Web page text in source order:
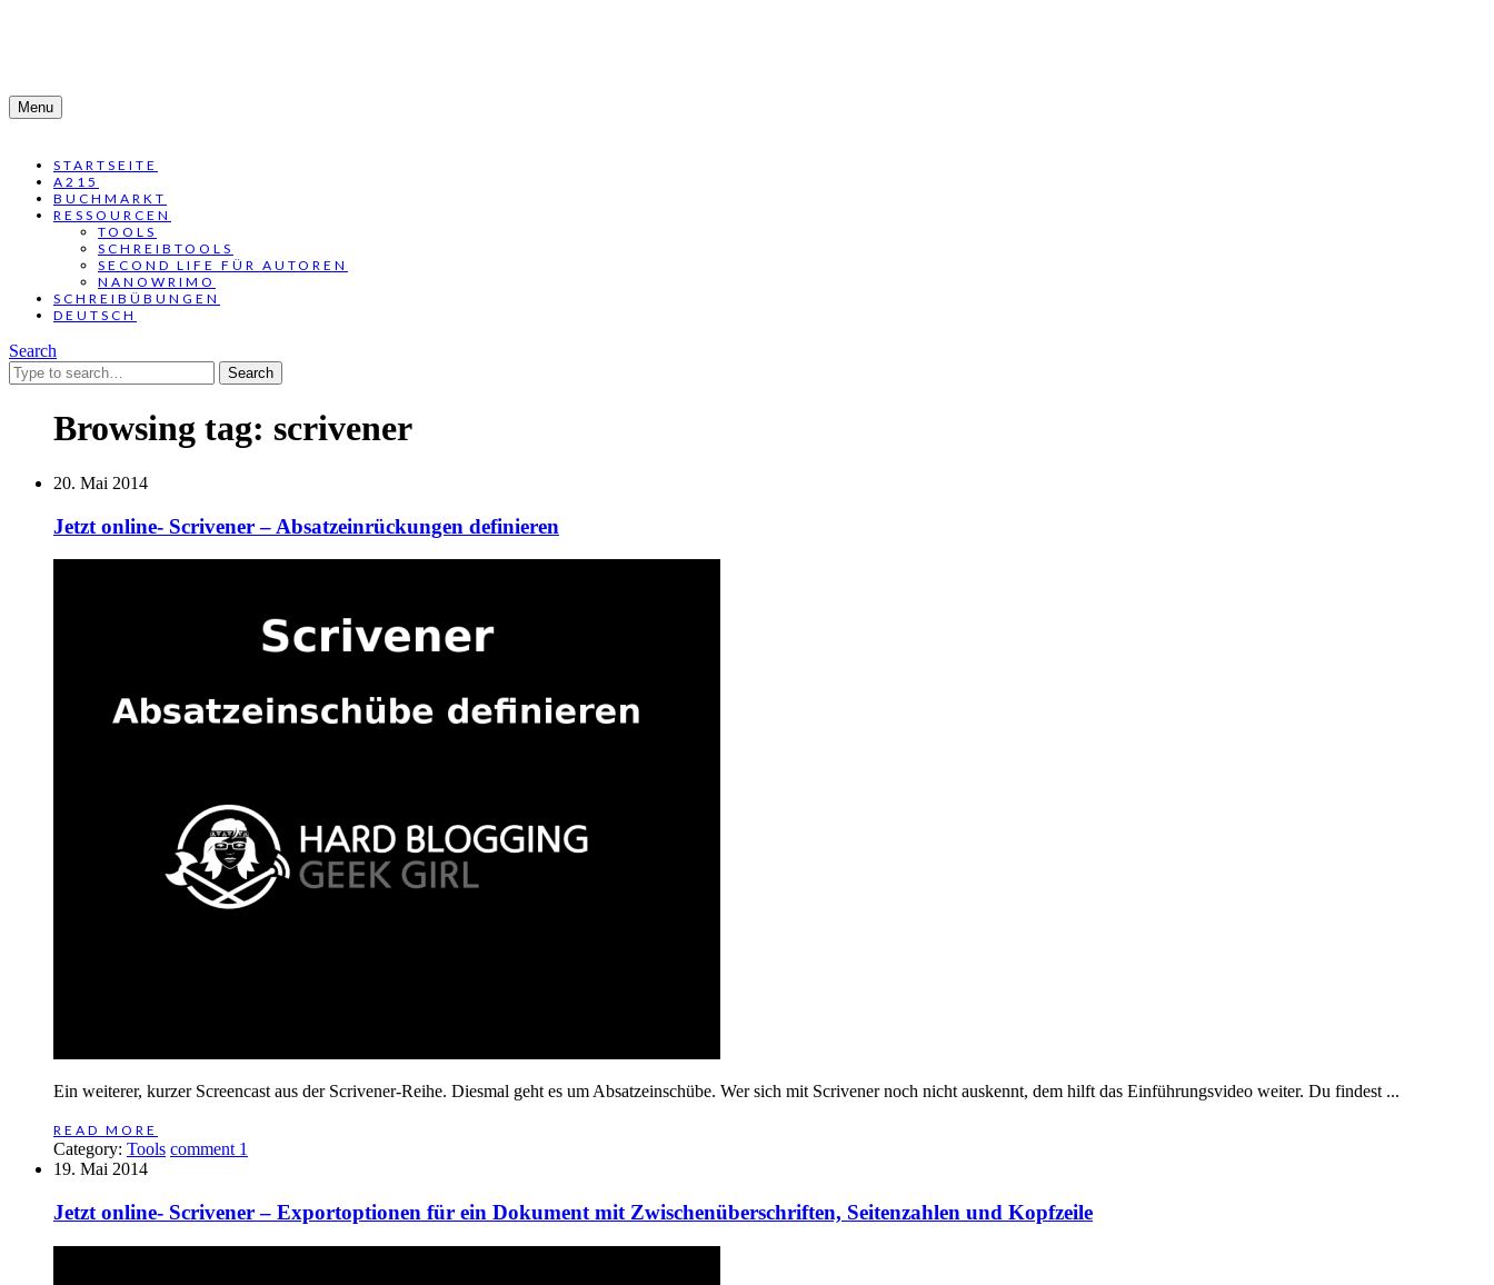
Menu
STARTSEITE
A215
BUCHMARKT
RESSOURCEN
TOOLS
SCHREIBTOOLS
SECOND LIFE FÜR AUTOREN
NANOWRIMO
SCHREIBÜBUNGEN
DEUTSCH
Search
Search
for:
Browsing tag: scrivener
20. Mai 2014
Jetzt online- Scrivener – Absatzeinrückungen definieren
Ein weiterer, kurzer Screencast aus der Scrivener-Reihe. Diesmal geht es um Absatzeinschübe. Wer sich mit Scrivener noch nicht auskennt, dem hilft das Einführungsvideo weiter. Du findest ...
READ MORE
Category: Tools comment 1
19. Mai 2014
Jetzt online- Scrivener – Exportoptionen für ein Dokument mit Zwischenüberschriften, Seitenzahlen und Kopfzeile